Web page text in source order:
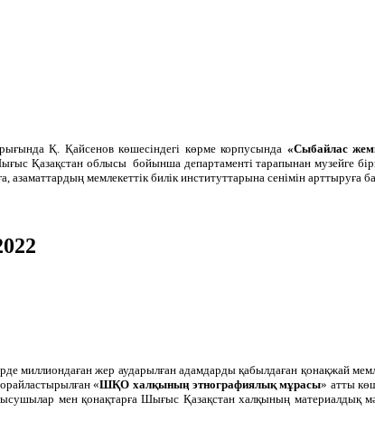
Қ. Қайсенов көшесіндегі көрме корпусында «Сыбайлас
Қазақстан облысы бойынша департаменті тарапынан музейге
мемлекеттік билік институттарына сенімін арттыруға
миллиондаған жер аударылған адамдарды қабылдаған қонақжай
«ШҚО халқының этнографиялық мұрасы» атты
мен қонақтарға Шығыс Қазақстан халқының материалдық